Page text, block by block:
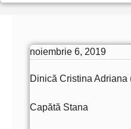
noiembrie 6, 2019
Dinică Cristina Adriana
Capătă Stana